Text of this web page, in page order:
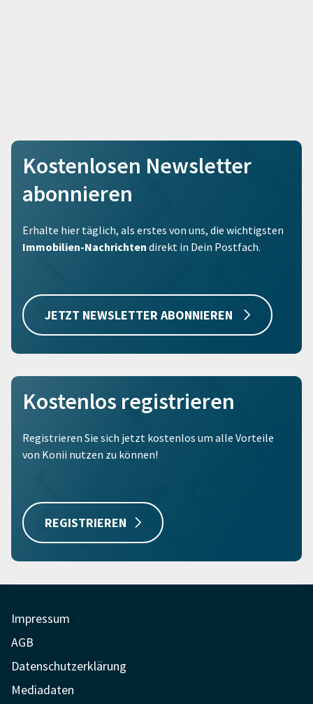
Kostenlosen Newsletter
abonnieren
Erhalte hier täglich, als erstes von uns, die wichtigsten
Immobilien-Nachrichten direkt in Dein Postfach.
JETZT NEWSLETTER ABONNIEREN
Kostenlos registrieren
Registrieren Sie sich jetzt kostenlos um alle Vorteile
von Konii nutzen zu können!
REGISTRIEREN
Impressum
AGB
Datenschutzerklärung
Mediadaten